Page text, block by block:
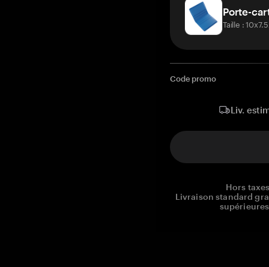
Porte-
Taille :
Code promo
Liv.
Hors
Livraison standard